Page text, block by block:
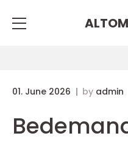
01. June 2026 by admin